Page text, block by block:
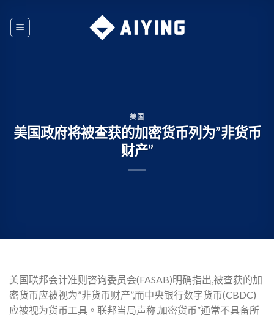
content
美国
美国政府将被查获的加密货币列为”非货币
财产”
美国联邦会计准则咨询委员会(FASAB)明确指出,被查获的加
密货币应被视为”非货币财产”,而中央银行数字货币(CBDC)
应被视为货币工具。联邦当局声称,加密货币”通常不具备所